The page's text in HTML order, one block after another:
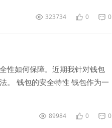
323734 0 0
性如何保障。近期我针对钱包
。 钱包的安全特性 钱包作为一
89984 0 0